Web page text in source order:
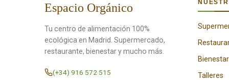
Espacio Orgánico
Tu centro de alimentación 100%
ecológica en Madrid. Supermercado,
restaurante, bienestar y mucho más.
(+34) 916 572 515
Bienestar
Talleres